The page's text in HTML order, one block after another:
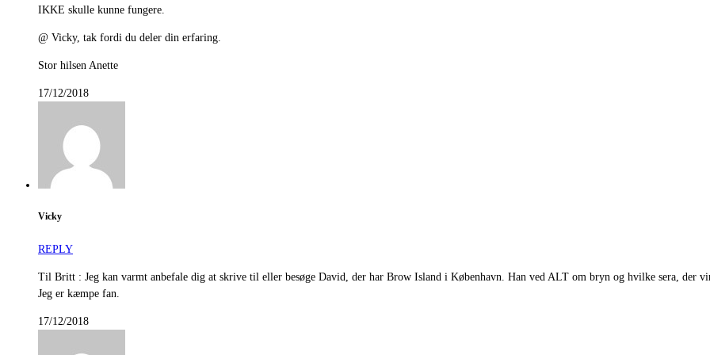
IKKE skulle kunne fungere.
@ Vicky, tak fordi du deler din erfaring.
Stor hilsen Anette
17/12/2018
Vicky
REPLY
Til Britt : Jeg kan varmt anbefale dig at skrive til eller besøge David, der har Brow Island i København. Han ved ALT om bryn og hvilke sera, der
Jeg er kæmpe fan.
17/12/2018